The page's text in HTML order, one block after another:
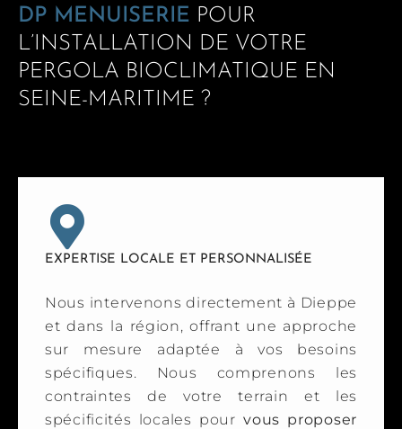
DP MENUISERIE POUR
L’INSTALLATION DE VOTRE
PERGOLA BIOCLIMATIQUE EN
SEINE-MARITIME ?
EXPERTISE LOCALE ET PERSONNALISÉE
Nous intervenons directement à Dieppe
et dans la région, offrant une approche
sur mesure adaptée à vos besoins
spécifiques. Nous comprenons les
contraintes de votre terrain et les
spécificités locales pourvous proposer